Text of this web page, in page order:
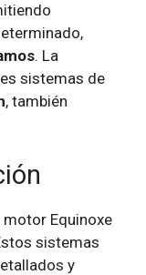
. La
sistemas de
, también
motor Equinoxe
sistemas
y